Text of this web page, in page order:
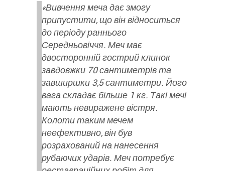
«Вивчення меча дає змогу
припустити, що він відноситься
до періоду раннього
Середньовіччя. Меч має
двосторонній гострий клинок
завдовжки 70 сантиметрів та
завширшки 3,5 сантиметри. Його
вага складає більше 1 кг. Такі мечі
мають невиражене вістря.
Колоти таким мечем
неефективно, він був
розрахований на нанесення
рубаючих ударів. Меч потребує